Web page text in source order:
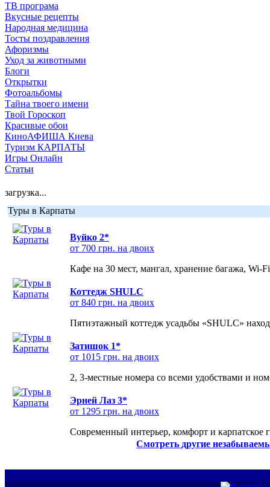
ТВ програма
Вкусные рецепты
Народная медицина
Тосты поздравления
Афоризмы
Уход за животными
Блоги
Открытки
Фотоальбомы
Тайна твоего имени
Твой Гороскоп
Красивые обои
КиноАФИША Киева
Туризм КАРПАТЫ
Игры Онлайн
Статьи
загрузка...
Туры в Карпаты
Вуйко 2*
от 700 грн. на двоих
Кафе на 30 мест, мангал, хранение багажа, Wi-
Коттедж SHULC
от 840 грн. на двоих
Пятиэтажный коттедж усадьбы «SHULC»
Затишок 1*
от 1015 грн. на двоих
2, 3-местные номера со всеми удобствами и
Эрней Лаз 3*
от 1295 грн. на двоих
Современный интерьер, комфорт и карпатское
Смотреть другие